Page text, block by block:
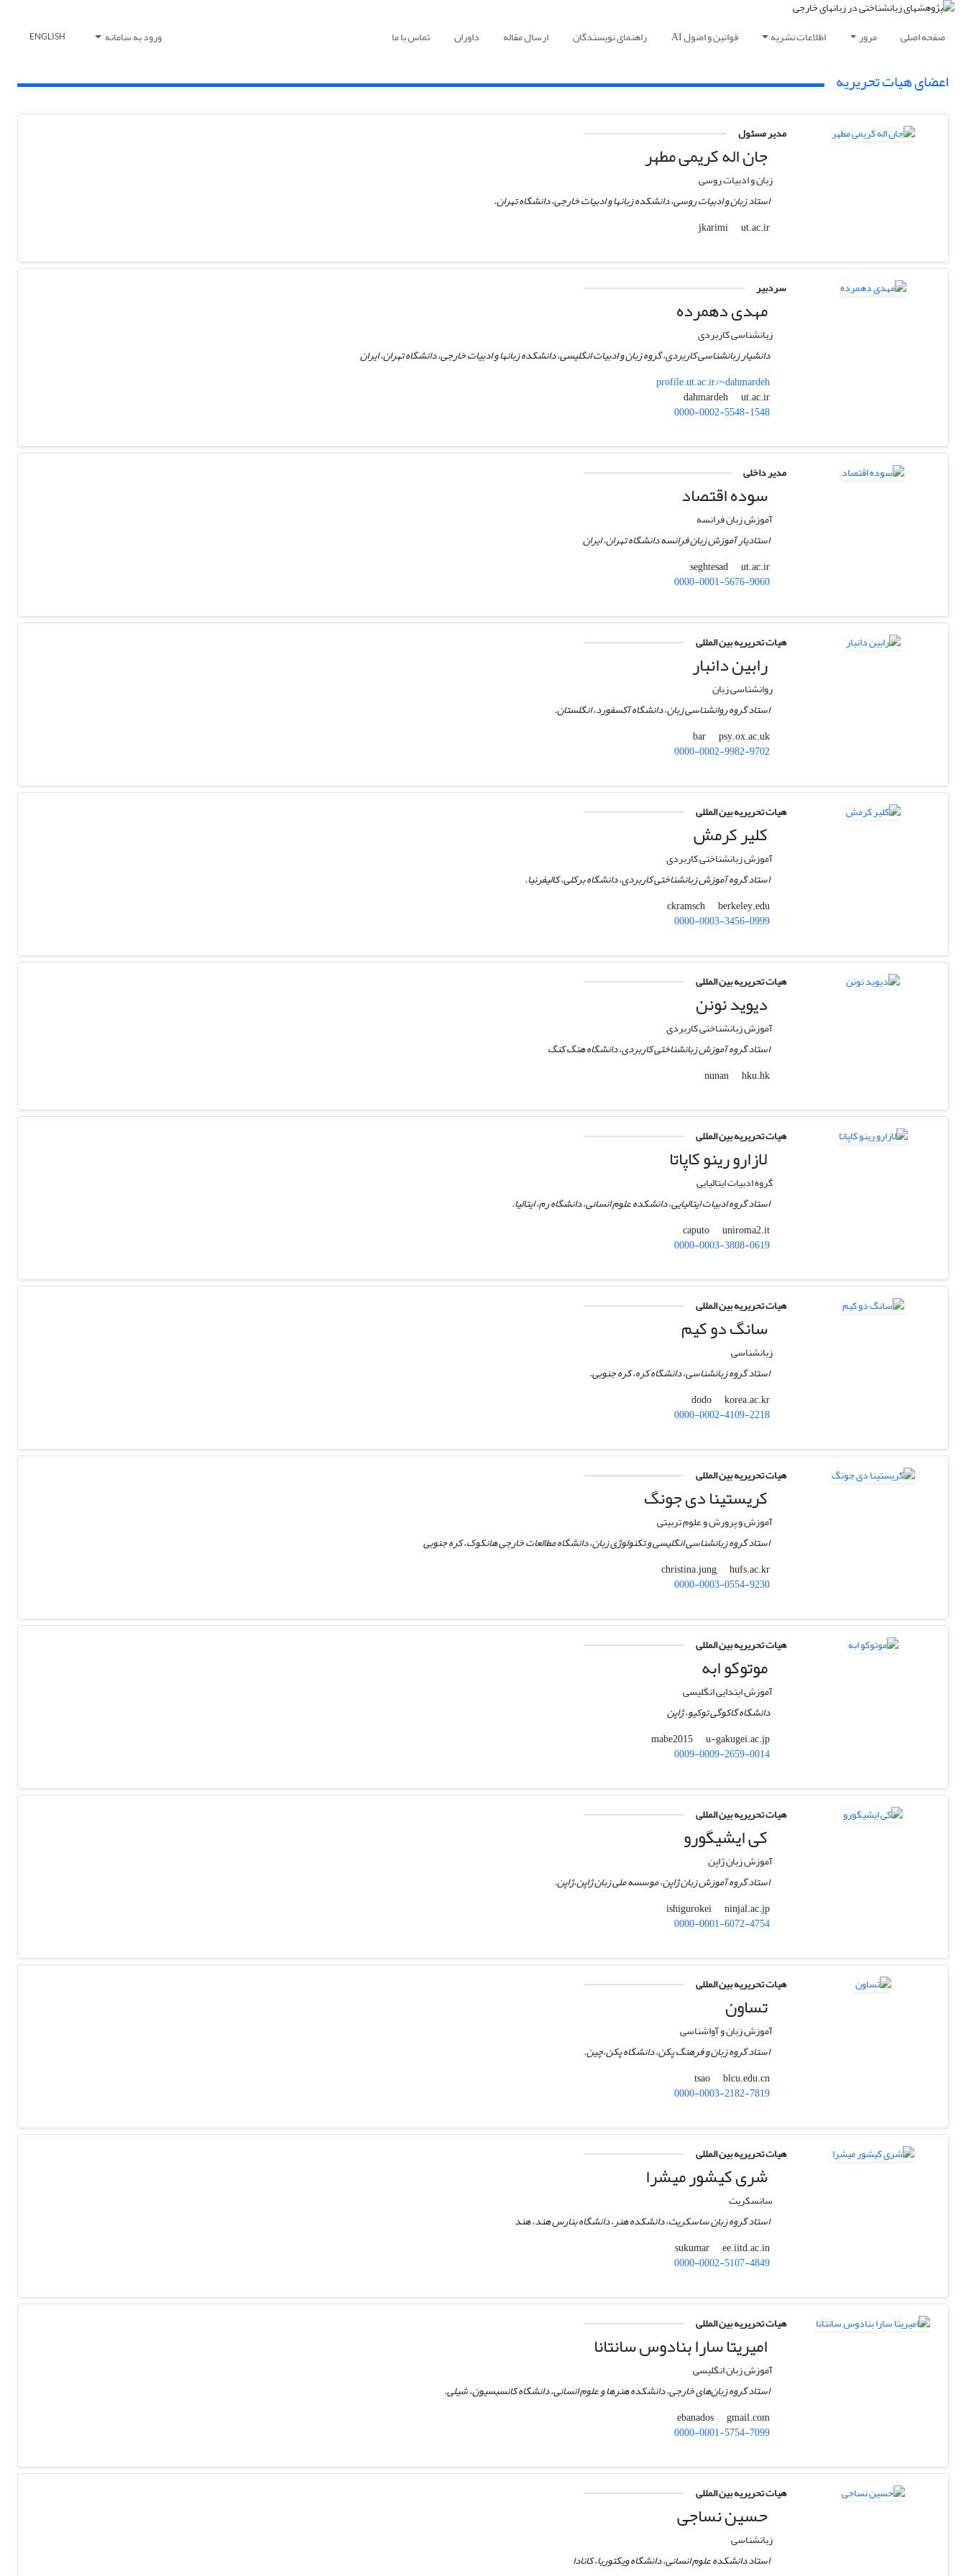
صفحه اصلی مرور اطلاعات نشریه قوانین و اصول AI راهنمای نویسندگان ارسال مقاله داوران تماس با ما ورود به سامانه ENGLISH
اعضای هیات تحریریه
مدیر مسئول
جان اله کریمی مطهر
زبان و ادبیات روسی
استاد زبان و ادبیات روسی،‌ دانشکده زبانها و ادبیات خارجی،‌ دانشگاه تهران.
jkarimi
ut.ac.ir
سردبیر
مهدی دهمرده
زبانشناسی کاربردی
دانشیار زبانشناسی کاربردی، گروه زبان و ادبیات انگلیسی، دانشکده زبانها و ادبیات خارجی، دانشگاه تهران، ایران
profile.ut.ac.ir/~dahmardeh
dahmardeh
ut.ac.ir
0000-0002-5548-1548
مدیر داخلی
سوده اقتصاد
آموزش زبان فرانسه
استادیار آموزش زبان فرانسه دانشگاه تهران، ایران
seghtesad
ut.ac.ir
0000-0001-5676-9060
هیات تحریریه بین المللی
رابین دانبار
روانشناسی زبان
استاد گروه روانشناسی زبان، دانشگاه آکسفورد، انگلستان.
bar
psy.ox.ac.uk
0000-0002-9982-9702
هیات تحریریه بین المللی
کلیر کرمش
آموزش زبانشناختی کاربردی
استاد گروه آموزش زبانشناختی کاربردی، دانشگاه برکلی، کالیفرنیا.
ckramsch
berkeley.edu
0000-0003-3456-0999
هیات تحریریه بین المللی
دیوید نونن
آموزش زبانشناختی کاربردی
استاد گروه آموزش زبانشناختی کاربردی، دانشگاه هنگ کنگ
nunan
hku.hk
هیات تحریریه بین المللی
لازارو رینو کاپاتا
گروه ادبیات ایتالیایی
استاد گروه ادبیات ایتالیایی، دانشکده علوم انسانی، دانشگاه رم، ایتالیا.
caputo
uniroma2.it
0000-0003-3808-0619
هیات تحریریه بین المللی
سانگ دو کیم
زبانشناسی
استاد گروه زبانشناسی، دانشگاه کره، کره جنوبی.
dodo
korea.ac.kr
0000-0002-4109-2218
هیات تحریریه بین المللی
کریستینا دی جونگ
آموزش و پرورش و علوم تربیتی
استاد گروه زبانشناسی انگلیسی و تکنولوژی زبان، دانشگاه مطالعات خارجی هانکوک، کره جنوبی
christina.jung
hufs.ac.kr
0000-0003-0554-9230
هیات تحریریه بین المللی
موتوکو ابه
آموزش ابتدایی انگلیسی
دانشگاه گاکوگی توکیو، ژاپن
mabe2015
u-gakugei.ac.jp
0009-0009-2659-0014
هیات تحریریه بین المللی
کی ایشیگورو
آموزش زبان ژاپن
استاد گروه آموزش زبان ژاپن، موسسه ملی زبان ژاپن،‌ژاپن.
ishigurokei
ninjal.ac.jp
0000-0001-6072-4754
هیات تحریریه بین المللی
تساون
آموزش زبان و آواشناسی
استاد گروه زبان و فرهنگ پکن، دانشگاه پکن،‌چین.
tsao
blcu.edu.cn
0000-0003-2182-7819
هیات تحریریه بین المللی
شری کیشور میشرا
سانسکریت
استاد گروه زبان ساسکریت، دانشکده هنر، دانشگاه بنارس هند، هند
sukumar
ee.iitd.ac.in
0000-0002-5107-4849
هیات تحریریه بین المللی
امیریتا سارا بنادوس سانتانا
آموزش زبان انگلیسی
استاد گروه زبان‌های خارجی، دانشکده هنرها و علوم انسانی، دانشگاه کانسبسیون، شیلی.
ebanados
gmail.com
0000-0001-5754-7099
هیات تحریریه بین المللی
حسین نساجی
زبانشناسی
استاد دانشکده علوم انسانی، دانشگاه ویکتوریا، کانادا